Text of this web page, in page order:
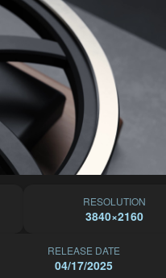
RESOLUTION
3840×2160
RELEASE DATE
04/17/2025